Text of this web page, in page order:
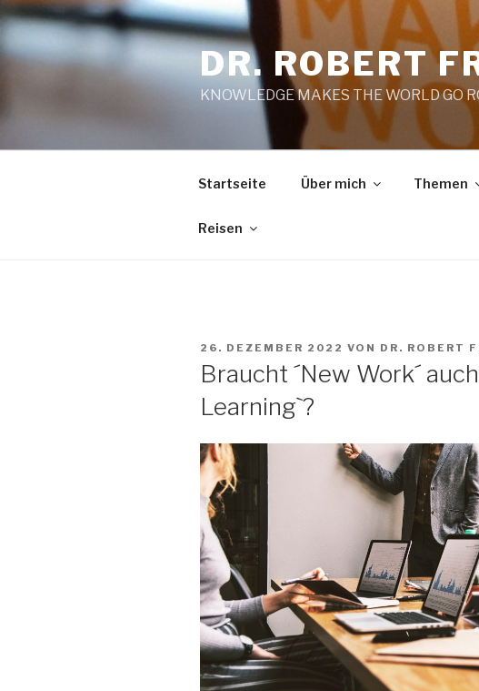
Zum
Inhalt
springen
DR. ROBERT
KNOWLEDGE MAKES THE WORLD GO
Startseite Über mich Themen
Reisen
VERÖFFENTLICHT
26. DEZEMBER 2022 VON DR. ROBERT
Braucht ´New Work´
Learning`?